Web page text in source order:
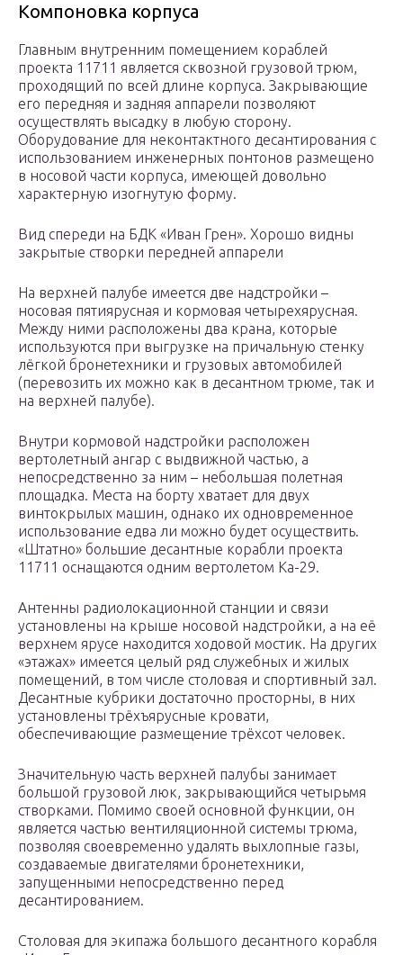
Компоновка корпуса
Главным внутренним помещением кораблей
проекта 11711 является сквозной грузовой трюм,
проходящий по всей длине корпуса. Закрывающие
его передняя и задняя аппарели позволяют
осуществлять высадку в любую сторону.
Оборудование для неконтактного десантирования с
использованием инженерных понтонов размещено
в носовой части корпуса, имеющей довольно
характерную изогнутую форму.
Вид спереди на БДК «Иван Грен». Хорошо видны
закрытые створки передней аппарели
На верхней палубе имеется две надстройки –
носовая пятиярусная и кормовая четырехярусная.
Между ними расположены два крана, которые
используются при выгрузке на причальную стенку
лёгкой бронетехники и грузовых автомобилей
(перевозить их можно как в десантном трюме, так и
на верхней палубе).
Внутри кормовой надстройки расположен
вертолетный ангар с выдвижной частью, а
непосредственно за ним – небольшая полетная
площадка. Места на борту хватает для двух
винтокрылых машин, однако их одновременное
использование едва ли можно будет осуществить.
«Штатно» большие десантные корабли проекта
11711 оснащаются одним вертолетом Ка-29.
Антенны радиолокационной станции и связи
установлены на крыше носовой надстройки, а на её
верхнем ярусе находится ходовой мостик. На других
«этажах» имеется целый ряд служебных и жилых
помещений, в том числе столовая и спортивный зал.
Десантные кубрики достаточно просторны, в них
установлены трёхъярусные кровати,
обеспечивающие размещение трёхсот человек.
Значительную часть верхней палубы занимает
большой грузовой люк, закрывающийся четырьмя
створками. Помимо своей основной функции, он
является частью вентиляционной системы трюма,
позволяя своевременно удалять выхлопные газы,
создаваемые двигателями бронетехники,
запущенными непосредственно перед
десантированием.
Столовая для экипажа большого десантного корабля